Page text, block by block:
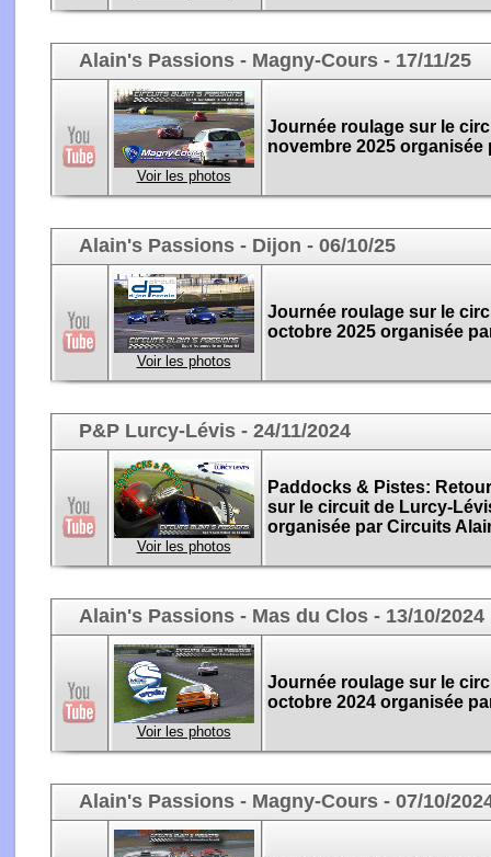
Alain's Passions - Magny-Cours - 17/11/25
Voir les photos
Journée roulage sur le
novembre 2025
Alain's Passions - Dijon - 06/10/25
Voir les photos
Journée roulage sur le
octobre 2025 organisée
P&P Lurcy-Lévis - 24/11/2024
Voir les photos
Paddocks & Pistes:
sur le circuit de Lurcy-
organisée par Circuits
Alain's Passions - Mas du Clos - 13/10/2024
Voir les photos
Journée roulage sur le
octobre 2024 organisée
Alain's Passions - Magny-Cours - 07/10/